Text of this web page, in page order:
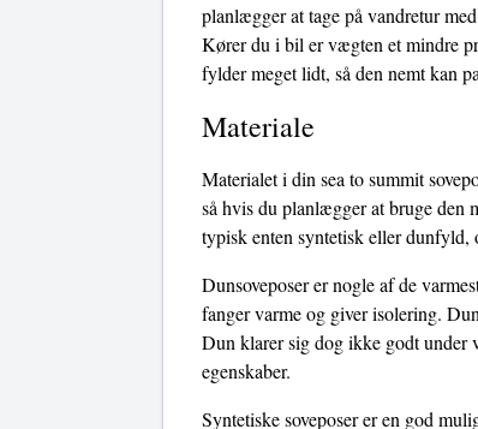
planlægger at tage på vandretur
Kører du i bil er vægten et mindre
fylder meget lidt, så den nemt kan
Materiale
Materialet i din sea to summit
så hvis du planlægger at bruge den
typisk enten syntetisk eller dunfyld,
Dunsoveposer er nogle af de
fanger varme og giver isolering.
Dun klarer sig dog ikke godt under
egenskaber.
Syntetiske soveposer er en god